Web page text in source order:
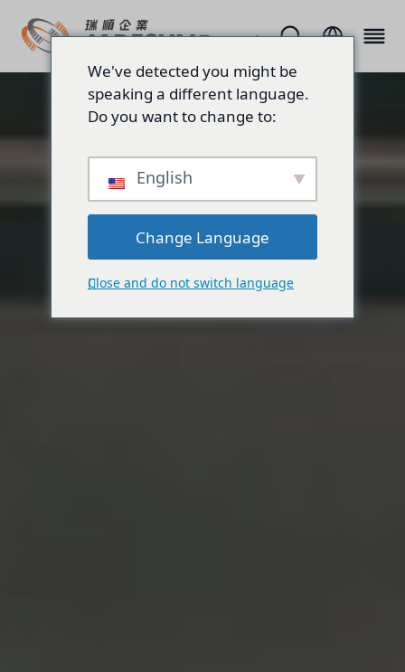
We've detected you might be
speaking a different language.
Do you want to change to:
English
Change Language
Close and do not switch language